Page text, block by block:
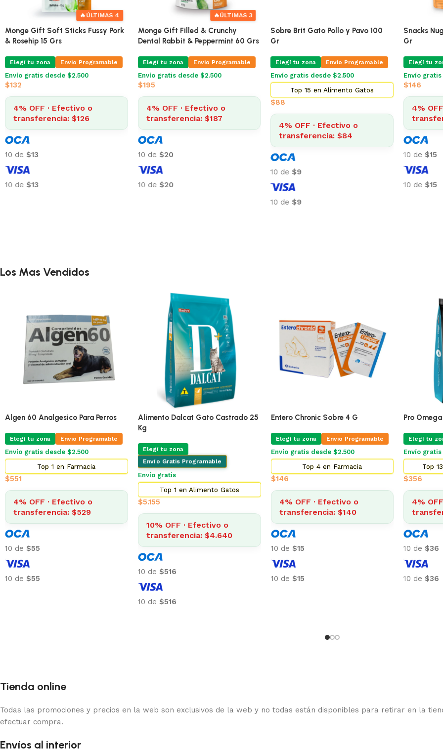
🔥 ÚLTIMAS 4
Monge Gift Soft Sticks Fussy Pork
& Rosehip 15 Grs
Elegí tu zona Envio Programable
Envío gratis desde $2.500
$132
4% OFF · Efectivo o
transferencia: $126
10 de $13
10 de $13
🔥ÚLTIMAS 3
Monge Gift Filled & Crunchy
Dental Rabbit & Peppermint 60 Grs
Elegí tu zona Envio Programable
Envío gratis desde $2.500
$195
4% OFF · Efectivo o
transferencia: $187
10 de $20
10 de $20
Sobre Brit Gato Pollo y Pavo 100
Gr
Elegí tu zona Envio Programable
Envío gratis desde $2.500
Top 15 en Alimento Gatos
$88
4% OFF · Efectivo o
transferencia: $84
10 de $9
10 de $9
Snacks
Gr
Elegí tu
Envío
$146
4%
10 de $15
10 de $15
Los Mas Vendidos
Pro Omega Cachorro Pequeño 3 Kg
Elegí tu zona Envio Programable
Envío gratis desde $2.500
Top 2 en Alimento Perros
$873
4% OFF · Efectivo o
transferencia: $838
10 de $87
10 de $87
Adipred Prednisolna 20 Mg Blister
X 10 Comprimidos
Elegí tu zona
Envío gratis desde $2.500
Top 3 en Farmacia
4% OFF · Efectivo o
transferencia: $309
10 de$32
10 de$32
Pro Omega Cachorro Raza Grande
Elegí tu zona
Envío Gratis Programable
Envío gratis
$
4% OFF · Efectivo o
transferencia: $3.057
$318
$318
Alimento
Elegí tu
Envío
Top
$2.014
4%
10 de$201
Tienda online
Todas las promociones y precios en la web son exclusivos de la web y no todas están disponibles para retirar en la
efectuar compra.
Envíos al interior